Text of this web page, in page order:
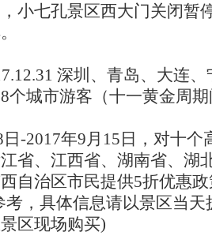
小七孔景区西大门关闭暂
深圳、青岛、大连
个城市游客（十一黄金周
日-2017年9月15日，对十个
省、江西省、湖南省、湖
自治区市民提供5折优惠
考，具体信息请以景区当
区现场购买)